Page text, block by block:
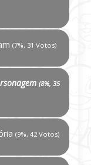
(7%, 31 Votos)
(8%, 35
(9%, 42 Votos)